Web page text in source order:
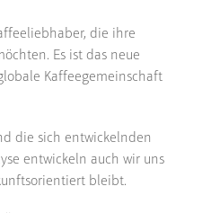
die ihre
Es ist das neue
Kaffeegemeinschaft
die sich entwickelnden
entwickeln auch wir uns
bleibt.